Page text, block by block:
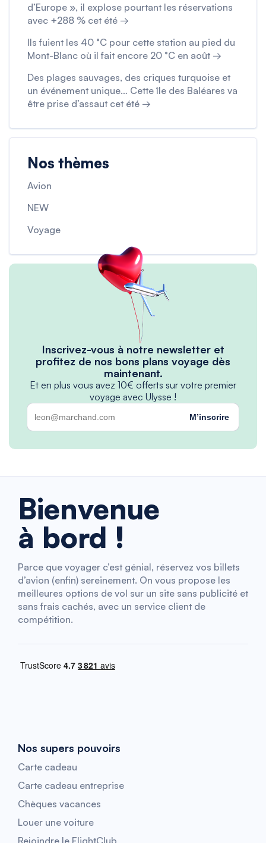
d’Europe », il explose pourtant les réservations
avec +288 % cet été →
Ils fuient les 40 °C pour cette station au pied du
Mont-Blanc où il fait encore 20 °C en août →
Des plages sauvages, des criques turquoise et
un événement unique… Cette île des Baléares va
être prise d’assaut cet été →
Nos thèmes
Avion
NEW
Voyage
Inscrivez-vous à notre newsletter et
profitez de nos bons plans voyage dès
maintenant.
Et en plus vous avez 10€ offerts sur votre premier
voyage avec Ulysse !
M’inscrire
Bienvenue
à bord !
Parce que voyager c’est génial, réservez vos billets
d’avion (enfin) sereinement. On vous propose les
meilleures options de vol sur un site sans publicité et
sans frais cachés, avec un service client de
compétition.
Nos supers pouvoirs
Carte cadeau
Carte cadeau entreprise
Chèques vacances
Louer une voiture